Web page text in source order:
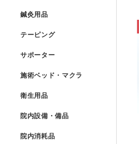
鍼灸用品
テーピング
サポーター
施術ベッド・マクラ
衛生用品
院内設備・備品
院内消耗品